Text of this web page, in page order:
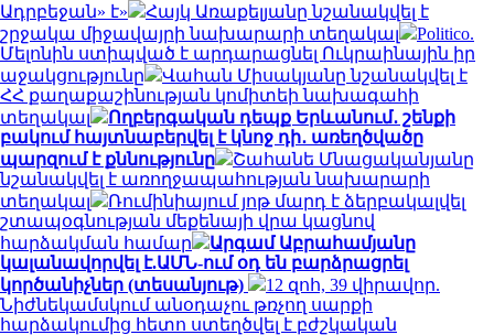
Ադրբեջան» է»
Հայկ Առաքելյանը նշանակվել է
շրջակա միջավայրի նախարարի տեղակալ
Politico.
Մելոնին ստիպված է արդարացնել Ուկրաինային իր
աջակցությունը
Վահան Միսակյանը նշանակվել է
ՀՀ քաղաքաշինության կոմիտեի նախագահի
տեղակալ
Ողբերգական դեպք Երևանում․ շենքի
բակում հայտնաբերվել է կնոջ դի․ առեղծվածը
պարզում է քննությունը
Շահանե Մնացականյանը
նշանակվել է առողջապահության նախարարի
տեղակալ
Ռումինիայում յոթ մարդ է ձերբակալվել
շտապօգնության մեքենայի վրա կացնով
հարձակման համար
Արգամ Աբրահամյանը
կալանավորվել է.ԱՄՆ-ում օդ են բարձրացրել
կործանիչներ (տեսանյութ)
12 զոհ, 39 վիրավոր.
Նիժնեկամսկում անօդաչու թռչող սարքի
հարձակումից հետո ստեղծվել է բժշկական